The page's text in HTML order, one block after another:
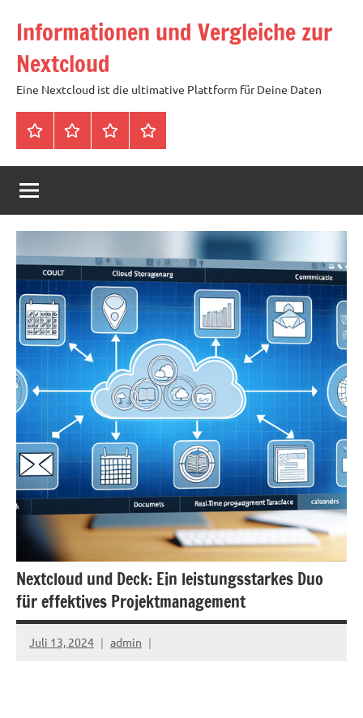
Inhalt
springen
Informationen und Vergleiche zur
Nextcloud
Eine Nextcloud ist die ultimative Plattform für Deine Daten
StartseiteNeuste
Artikel
Cloud
mit
Speicher
für
4,99
Euro
/
mtl
Tags
Nextcloud und Deck: Ein leistungsstarkes Duo
für effektives Projektmanagement
Juli 13, 2024 admin